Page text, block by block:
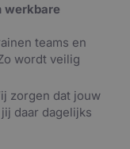
werkbare
teams en
wordt veilig
zorgen dat jouw
daar dagelijks